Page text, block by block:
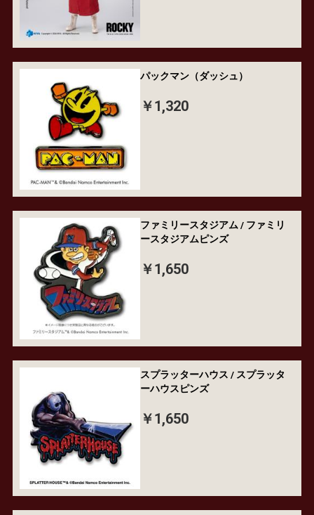
パックマン（ダッシュ）
￥1,320
ファミリースタジアム / ファミリ
ースタジアムピンズ
￥1,650
スプラッターハウス / スプラッタ
ーハウスピンズ
￥1,650